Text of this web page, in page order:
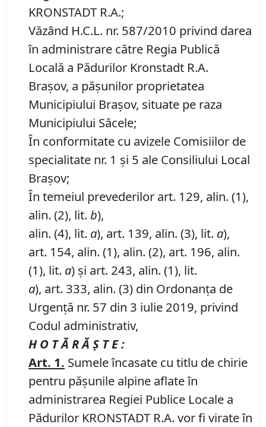
KRONSTADT R.A.;
Văzând H.C.L. nr. 587/2010 privind darea
în administrare către Regia Publică
Locală a Pădurilor Kronstadt R.A.
Brașov, a pășunilor proprietatea
Municipiului Brașov, situate pe raza
Municipiului Săcele;
În conformitate cu avizele Comisiilor de
specialitate nr. 1 și 5 ale Consiliului Local
Brașov;
În temeiul prevederilor art. 129, alin. (1),
alin. (2), lit. b),
alin. (4), lit. a), art. 139, alin. (3), lit. a),
art. 154, alin. (1), alin. (2), art. 196, alin.
(1), lit. a) și art. 243, alin. (1), lit.
a), art. 333, alin. (3) din Ordonanța de
Urgență nr. 57 din 3 iulie 2019, privind
Codul administrativ,
H O T Ă R Ă Ş T E :
Art. 1. Sumele încasate cu titlu de chirie
pentru pășunile alpine aflate în
administrarea Regiei Publice Locale a
Pădurilor KRONSTADT R.A. vor fi virate în